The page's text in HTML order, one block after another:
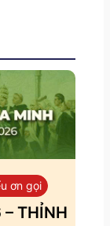
ơn gọi
THỈNH